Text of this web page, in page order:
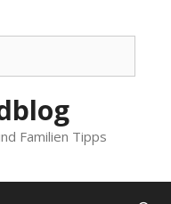
Familien Tipps